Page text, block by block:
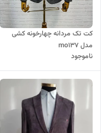
کت تک مردانه چهارخونه کشی
مدل mo137
ناموجود